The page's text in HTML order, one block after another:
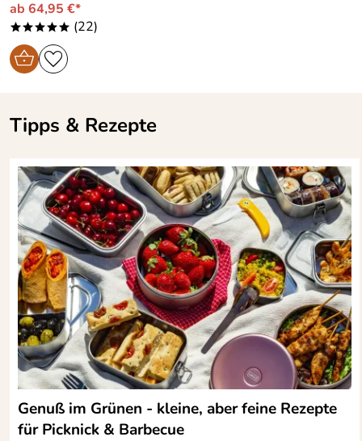
ab 64,95 €*
***** (22)
Tipps & Rezepte
Genuß im Grünen - kleine, aber feine Rezepte
für Picknick & Barbecue